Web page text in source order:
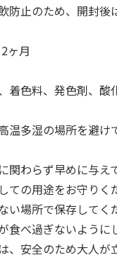
防止のため、開封後
ヶ月
着色料、発色剤、酸
温多湿の場所を避け
関わらず早めに与え
ての用途をお守りく
い場所で保存してく
食べ過ぎないように
、安全のため大人が